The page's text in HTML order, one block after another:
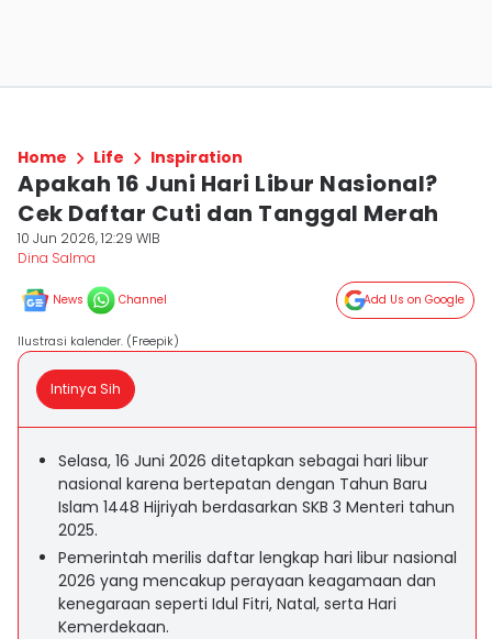
Home Life Inspiration
Apakah 16 Juni Hari Libur Nasional?
Cek Daftar Cuti dan Tanggal Merah
10 Jun 2026, 12:29 WIB
Dina Salma
News Channel Add Us on Google
Ilustrasi kalender. (Freepik)
Intinya Sih
Selasa, 16 Juni 2026 ditetapkan sebagai hari libur
nasional karena bertepatan dengan Tahun Baru
Islam 1448 Hijriyah berdasarkan SKB 3 Menteri tahun
2025.
Pemerintah merilis daftar lengkap hari libur nasional
2026 yang mencakup perayaan keagamaan dan
kenegaraan seperti Idul Fitri, Natal, serta Hari
Kemerdekaan.